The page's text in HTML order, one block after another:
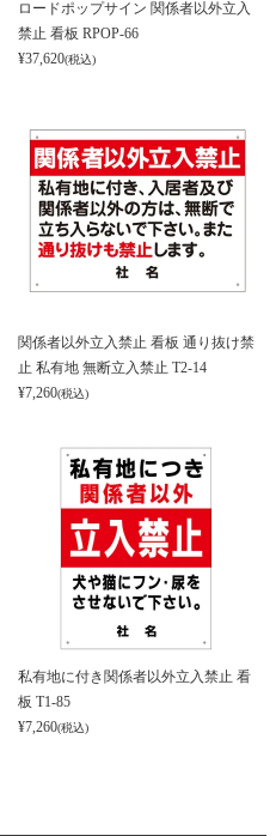
ロードポップサイン 関係者以外立入
禁止 看板 RPOP-66
¥37,620(税込)
関係者以外立入禁止 看板 通り抜け禁
止 私有地 無断立入禁止 T2-14
¥7,260(税込)
私有地に付き関係者以外立入禁止 看
板 T1-85
¥7,260(税込)